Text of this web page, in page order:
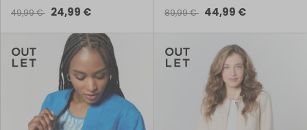
49,99 € 24,99 € 89,99 € 44,99 €